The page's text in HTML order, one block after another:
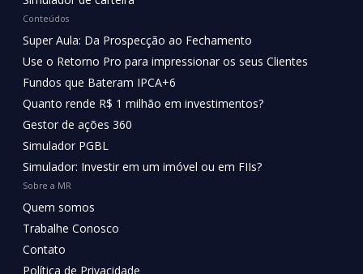
Conteúdos
Super Aula: Da Prospecção ao Fechamento
Use o Retorno Pro para impressionar os seus Clientes
Fundos que Bateram IPCA+6
Quanto rende R$ 1 milhão em investimentos?
Gestor de ações 360
Simulador PGBL
Simulador: Investir em um imóvel ou em FIIs?
Sobre a MR
Quem somos
Trabalhe Conosco
Contato
Política de Privacidade